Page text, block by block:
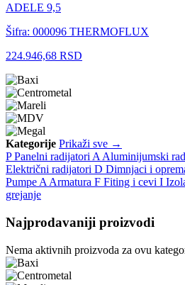
ADELE 9,5
Šifra: 000096 THERMOFLUX
224.946,68 RSD
Kategorije Prikaži sve →
P Panelni radijatori A Aluminijumski
Električni radijatori D Dimnjaci i
Pumpe A Armatura F Fiting i cevi I
grejanje
Najprodavaniji proizvodi
Nema aktivnih proizvoda za ovu